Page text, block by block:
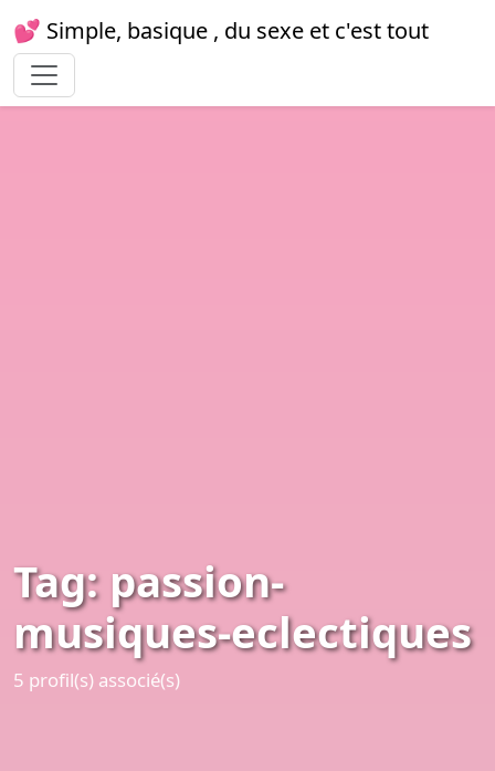
💕 Simple, basique , du sexe et c'est tout
Tag: passion-
musiques-eclectiques
5 profil(s) associé(s)